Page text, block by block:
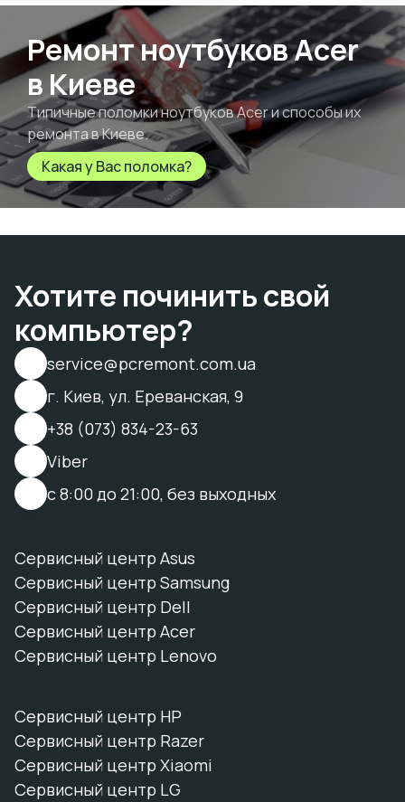
Ремонт ноутбуков Acer
в Киеве
Типичные поломки ноутбуков Acer и способы их
ремонта в Киеве.
Какая у Вас поломка?
Хотите починить свой
компьютер?
service@pcremont.com.ua
г. Киев, ул. Ереванская, 9
+38 (073) 834-23-63
Viber
с 8:00 до 21:00, без выходных
Сервисный центр Asus
Сервисный центр Samsung
Сервисный центр Dell
Сервисный центр Acer
Сервисный центр Lenovo
Сервисный центр HP
Сервисный центр Razer
Сервисный центр Xiaomi
Сервисный центр LG